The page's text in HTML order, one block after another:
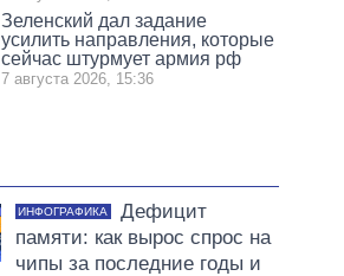
Зеленский дал задание
усилить направления, которые
сейчас штурмует армия рф
7 августа 2026, 15:36
ИНФОГРАФИКА
Дефицит
памяти: как вырос спрос на
чипы за последние годы и